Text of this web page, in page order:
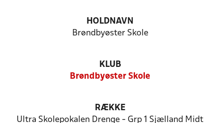
HOLDNAVN
Brøndbyøster Skole
KLUB
Brøndbyøster Skole
RÆKKE
Ultra Skolepokalen Drenge - Grp 1 Sjælland Midt